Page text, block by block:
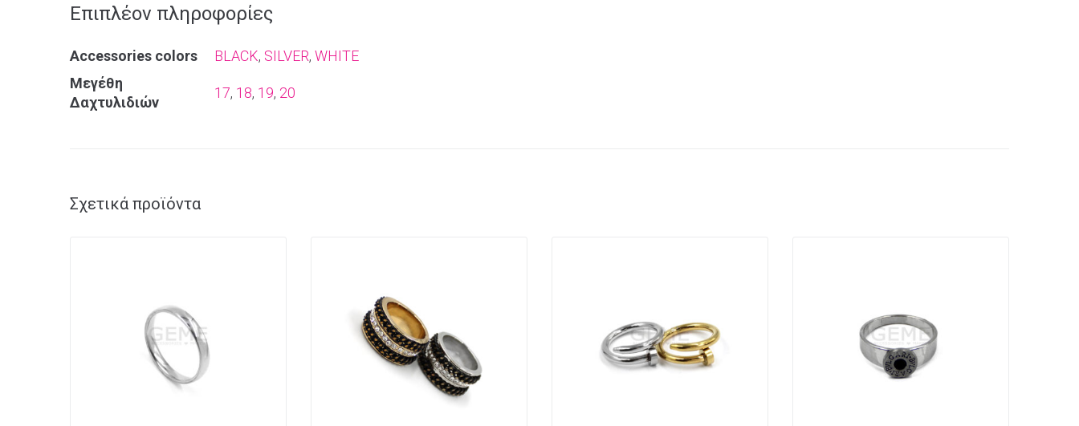
Επιπλέον πληροφορίες
Αccessories colors BLACK, SILVER, WHITE
Μεγέθη
Δαχτυλιδιών
17, 18, 19, 20
Σχετικά προϊόντα